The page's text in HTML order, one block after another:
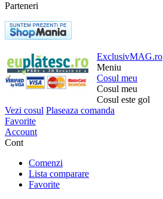
Parteneri
ExclusivMAG.ro
Meniu
Cosul meu
Cosul meu
Cosul este gol
Vezi cosul Plaseaza comanda
Favorite
Account
Cont
Comenzi
Lista comparare
Favorite